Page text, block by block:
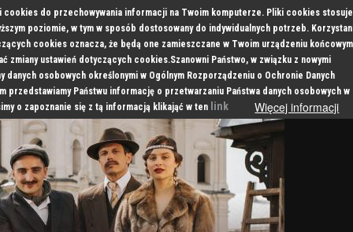
cookies do przechowywania informacji na Twoim komputerze. Pliki cookies
poziomie, w tym w sposób dostosowany do indywidualnych potrzeb.
cookies oznacza, że będą one zamieszczane w Twoim urządzeniu
zmiany ustawień dotyczących cookies.Szanowni Państwo, w związku z nowymi
danych osobowych określonymi w Ogólnym Rozporządzeniu o Ochronie Danych
przedstawiamy Państwu informację o przetwarzaniu Państwa danych osobowych w
o zapoznanie się z tą informacją klikająć w ten link Więcej informacji